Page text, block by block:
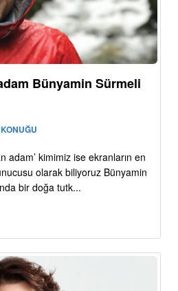
Bünyamin Sürmeli
adam’ kimimiz ise ekranların en
olarak biliyoruz Bünyamin
bir doğa tutk...